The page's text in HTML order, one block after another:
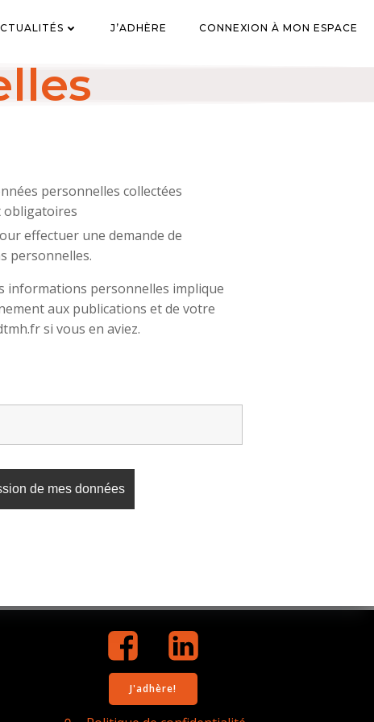
J’ADHÈRE CONNEXION À MON ESPACE
personnelles collectées
obligatoires
effectuer une demande de
personnelles.
informations personnelles implique
aux publications et de votre
si vous en aviez.
J'adhère!